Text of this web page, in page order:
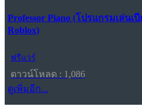
Professor Piano (โปรแกรมเล่น
Roblox)
ฟรีแวร์
ดาวน์โหลด : 1,086
ดูเพิ่มอีก...